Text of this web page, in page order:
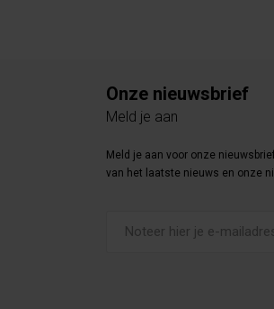
Onze nieuwsbrief
Meld je aan
Meld je aan voor onze
van het laatste nieuws en onze